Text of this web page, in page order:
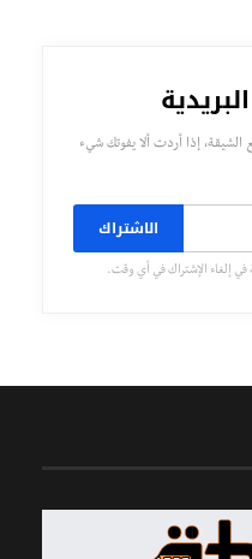
إذا أردت ألا يفوتك شيء
الاشتراك
إلغاء الإشتراك في أي وقت.